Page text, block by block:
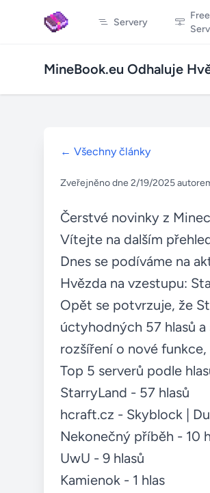
Servery
Free
MineBook.eu Odhaluje
← Všechny články
Zveřejněno dne 2/19/2025
Čerstvé novinky z
Vítejte na dalším
Dnes se podíváme na
Hvězda na vzestupu:
Opět se potvrzuje, že
úctyhodných 57 hlasů
rozšíření o nové
Top 5 serverů podle
StarryLand - 57 hlasů
hcraft.cz - Skyblock |
Nekonečný příběh - 10
UwU - 9 hlasů
Kamienok - 1 hlas